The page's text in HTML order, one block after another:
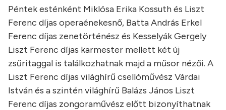
Péntek esténként Miklósa Erika Kossuth és Liszt
Ferenc díjas operaénekesnő, Batta András Erkel
Ferenc díjas zenetörténész és Kesselyák Gergely
Liszt Ferenc díjas karmester mellett két új
zsűritaggal is találkozhatnak majd a műsor nézői. A
Liszt Ferenc díjas világhírű csellóművész Várdai
István és a szintén világhírű Balázs János Liszt
Ferenc díjas zongoraművész előtt bizonyíthatnak